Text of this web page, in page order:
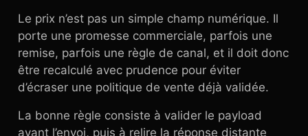
Le prix n’est pas un simple champ numérique. Il
porte une promesse commerciale, parfois une
remise, parfois une règle de canal, et il doit donc
être recalculé avec prudence pour éviter
d’écraser une politique de vente déjà validée.
La bonne règle consiste à valider le payload
avant l’envoi, puis à relire la réponse distante